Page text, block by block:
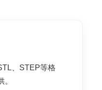
、STEP等格